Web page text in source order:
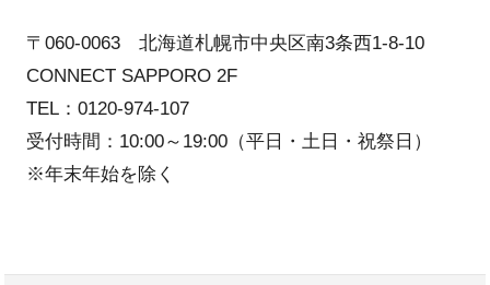
〒060-0063 北海道札幌市中央区南3条西1-8-10
CONNECT SAPPORO 2F
TEL：0120-974-107
受付時間：10:00～19:00（平日・土日・祝祭日）
※年末年始を除く